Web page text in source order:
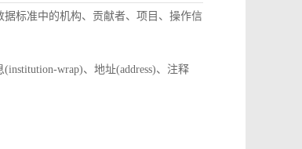
标准中的机构、贡献者、项目、操作信
wrap)、地址(address)、注释